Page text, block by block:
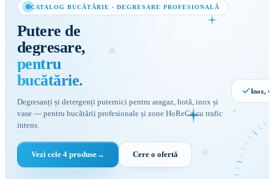
CATALOG BUCĂTĂRIE · DEGRESARE PROFESIONALĂ
Putere de
degresare,
pentru
bucătărie.
Degresanți și detergenți puternici pentru aragaz, hotă, inox și
vase — pentru bucătării profesionale și zone HoReCa cu trafic
intens.
Vezi cele 4 produse→ Cere o ofertă
Inox,